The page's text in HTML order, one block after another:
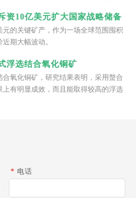
资10亿美元扩大国家战略储备
的关键矿产，作为一场全球范围囤积
期大幅波动。
浮选结合氧化铜矿
氧化铜矿，研究结果表明，采用螯合
有明显成效，而且能取得较高的浮选
* 电话